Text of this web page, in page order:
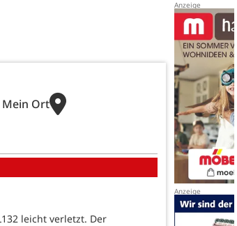
Mein Ort
leicht verletzt. Der